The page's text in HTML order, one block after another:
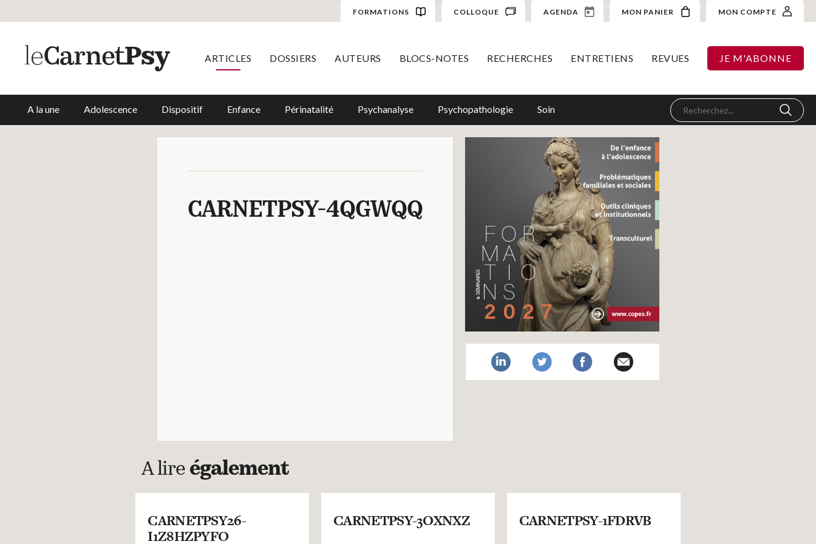
FORMATIONS COLLOQUE AGENDA MON PANIER MON COMPTE
ARTICLES DOSSIERS AUTEURS BLOCS-NOTES RECHERCHES ENTRETIENS REVUES JE M'ABONNE
A la une Adolescence Dispositif Enfance Périnatalité Psychanalyse Psychopathologie Soin
CARNETPSY-4QGWQQ
A lire également
CARNETPSY26-
I1Z8HZPYFO
CARNETPSY-3OXNXZ CARNETPSY-1FDRVB